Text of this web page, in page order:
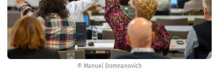
© Manuel Domnanovich